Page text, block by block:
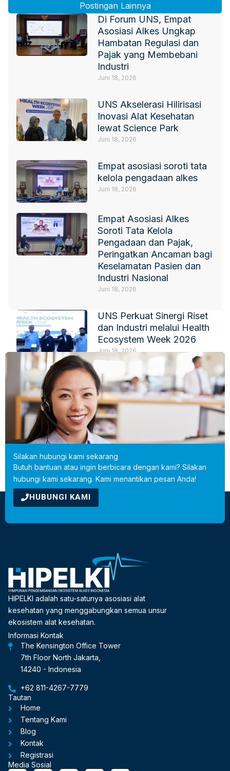
Postingan Lainnya
Di Forum UNS, Empat
Asosiasi Alkes Ungkap
Hambatan Regulasi dan
Pajak yang Membebani
Industri
Juni 18, 2026
UNS Akselerasi Hilirisasi
Inovasi Alat Kesehatan
lewat Science Park
Juni 18, 2026
Empat asosiasi soroti tata
kelola pengadaan alkes
Juni 18, 2026
Empat Asosiasi Alkes
Soroti Tata Kelola
Pengadaan dan Pajak,
Peringatkan Ancaman bagi
Keselamatan Pasien dan
Industri Nasional
Juni 18, 2026
UNS Perkuat Sinergi Riset
dan Industri melalui Health
Ecosystem Week 2026
Juni 18, 2026
IKPI-HIPELKI Fokus
Perkuat Kerja Sama
Pendidikan dan Riset
Juni 18, 2026
Silakan hubungi kami sekarang
Butuh bantuan atau ingin berbicara dengan kami? Silakan
hubungi kami sekarang. Kami menantikan pesan Anda!
HUBUNGI KAMI
HIPELKI adalah satu-satunya asosiasi alat
kesehatan yang menggabungkan semua unsur
ekosistem alat kesehatan.
Informasi Kontak
The Kensington Office Tower
7th Floor North Jakarta,
14240 - Indonesia
+62 811-4267-7779
Tautan
Home
Tentang Kami
Blog
Kontak
Registrasi
Media Sosial